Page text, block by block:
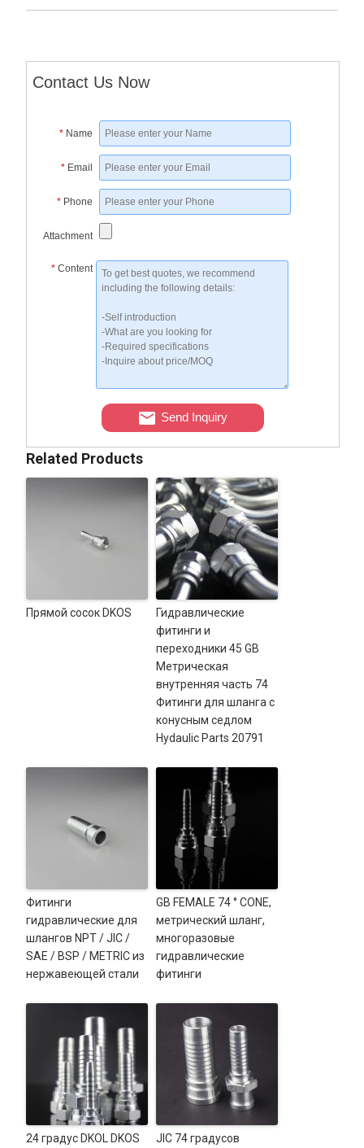
Contact Us Now
* Name
* Email
* Phone
Attachment
* Content
Send Inquiry
Related Products
Прямой сосок DKOS
Гидравлические
фитинги и
переходники 45 GB
Метрическая
внутренняя часть 74
Фитинги для шланга с
конусным седлом
Hydaulic Parts 20791
Фитинги
гидравлические для
шлангов NPT / JIC /
SAE / BSP / METRIC из
нержавеющей стали
GB FEMALE 74 ° CONE,
метрический шланг,
многоразовые
гидравлические
фитинги
24 градус DKOL DKOS
JIC 74 градусов